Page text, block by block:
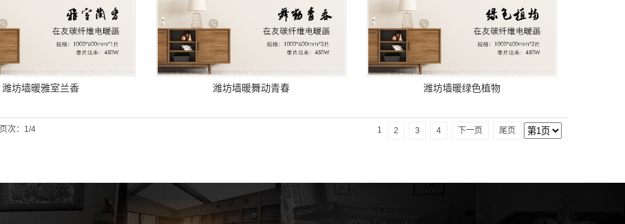
潍坊墙暖雅室兰香 潍坊墙暖舞动青春 潍坊墙暖绿色植物
页次：1/4 1 2 3 4 下一页 尾页